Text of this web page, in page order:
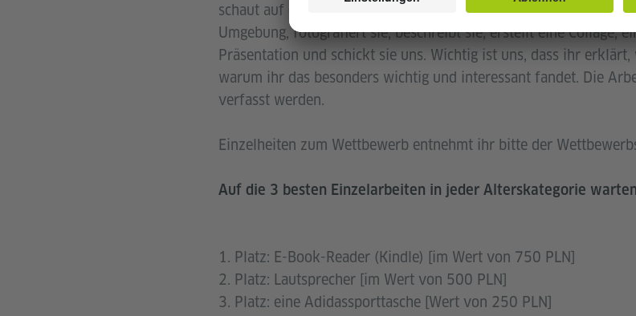
schaut auf dem Dachboden nach. Findet Spuren der deutschen
Umgebung, fotografiert sie, beschreibt sie, erstellt eine Collage,
Präsentation und schickt sie uns. Wichtig ist uns, dass ihr
warum ihr das besonders wichtig und interessant fandet. Die
verfasst werden.
Einzelheiten zum Wettbewerb entnehmt ihr bitte der
Auf die 3 besten Einzelarbeiten in jeder Alterskategorie
1. Platz: E-Book-Reader (Kindle) [im Wert von 750 PLN]
2. Platz: Lautsprecher [im Wert von 500 PLN]
3. Platz: eine Adidassporttasche [Wert von 250 PLN]